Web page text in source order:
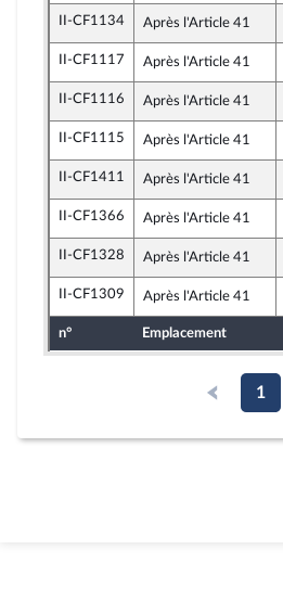
II-CF1134 Après l'Article 41
II-CF1117 Après l'Article 41
II-CF1116 Après l'Article 41
II-CF1115 Après l'Article 41
II-CF1411 Après l'Article 41
II-CF1366 Après l'Article 41
II-CF1328 Après l'Article 41
II-CF1309 Après l'Article 41
n° Emplacement
1